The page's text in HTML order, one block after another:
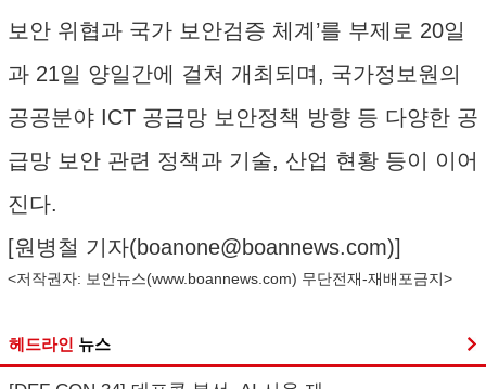
보안 위협과 국가 보안검증 체계’를 부제로 20일
과 21일 양일간에 걸쳐 개최되며, 국가정보원의
공공분야 ICT 공급망 보안정책 방향 등 다양한 공
급망 보안 관련 정책과 기술, 산업 현황 등이 이어
진다.
[원병철 기자(boanone@boannews.com)]
<저작권자: 보안뉴스(www.boannews.com) 무단전재-재배포금지>
헤드라인 뉴스